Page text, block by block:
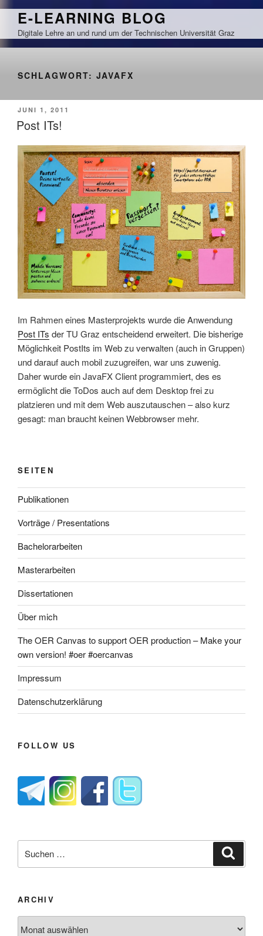
Zum
springen
E-LEARNING BLOG
Digitale Lehre an und rund um der Technischen Universität Graz
SCHLAGWORT: JAVAFX
VERÖFFENTLICHT
AM
JUNI 1, 2011
Post ITs!
Im Rahmen eines Masterprojekts wurde die Anwendung
Post ITs der TU Graz entscheidend erweitert. Die bisherige
Möglichkeit PostIts im Web zu verwalten (auch in Gruppen)
und darauf auch mobil zuzugreifen, war uns zuwenig.
Daher wurde ein JavaFX Client programmiert, des es
ermöglicht die ToDos auch auf dem Desktop frei zu
platzieren und mit dem Web auszutauschen – also kurz
gesagt: man braucht keinen Webbrowser mehr.
SEITEN
Publikationen
Vorträge / Presentations
Bachelorarbeiten
Masterarbeiten
Dissertationen
Über mich
The OER Canvas to support OER production – Make your
own version! #oer #oercanvas
Impressum
Datenschutzerklärung
FOLLOW US
nach:
ARCHIV